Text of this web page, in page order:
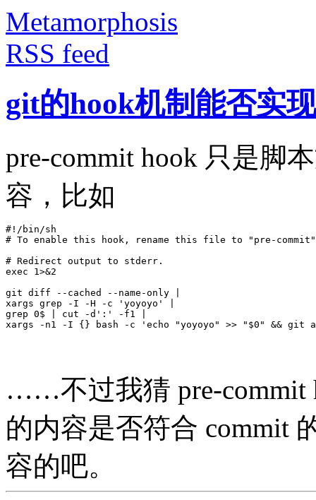
Metamorphosis
RSS feed
git的hook机制能否实
pre-commit hook 只是脚
容，比如
#!/bin/sh
# To enable this hook, rename this file to "pre-
# Redirect output to stderr.
exec 1>&2
git diff --cached --name-only
xargs grep -I -H -c
'yoyoyo'
grep 0$ cut -d ':' -f1
xargs -n1 -I {} bash -c 'echo "yoyoyo" >> "$0" && git
……不过我猜 pre-commit
的内容是否符合 commit
容的吧。